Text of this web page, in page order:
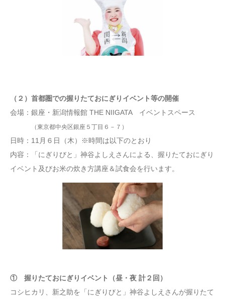
（２）首都圏での握りたておにぎりイベント等の開催
会場：銀座・新潟情報館 THE NIIGATA イベントスペース
（東京都中央区銀座５丁目６－７）
日時：11月６日（木）※時間は以下のとおり
内容：「にぎりびと」神谷よしえさんによる、握りたておにぎり
イベント及びお米の炊き方講座＆試食会を行います。
① 握りたておにぎりイベント（昼・夜 計２回）
コシヒカリ、新之助を「にぎりびと」神谷よしえさんが握りたて